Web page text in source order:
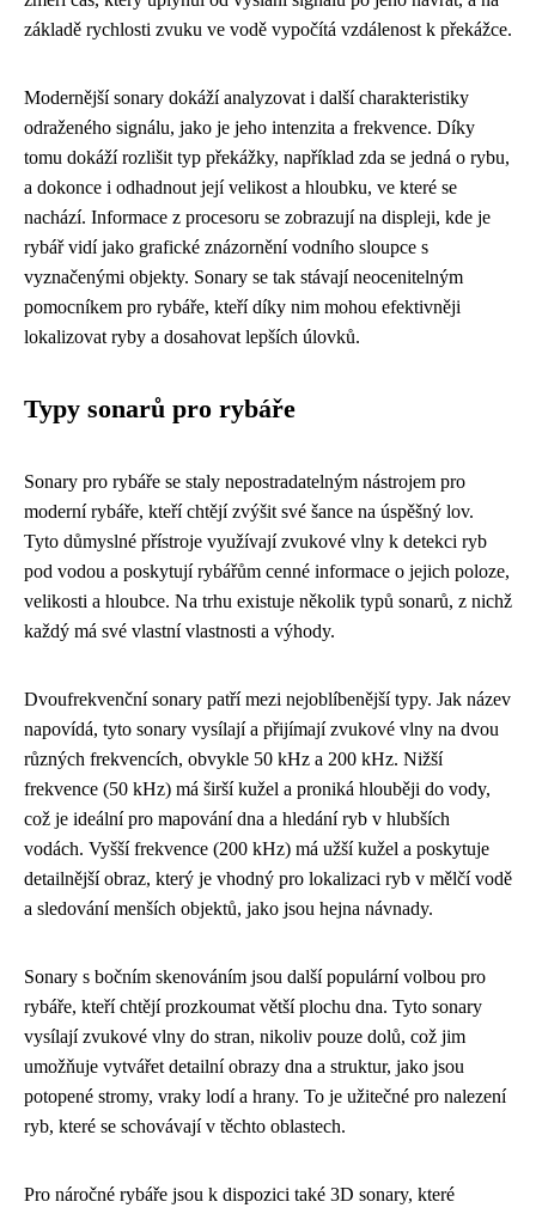
základě rychlosti zvuku ve vodě vypočítá vzdálenost k překážce.
Modernější sonary dokáží analyzovat i další charakteristiky
odraženého signálu, jako je jeho intenzita a frekvence. Díky
tomu dokáží rozlišit typ překážky, například zda se jedná o rybu,
a dokonce i odhadnout její velikost a hloubku, ve které se
nachází. Informace z procesoru se zobrazují na displeji, kde je
rybář vidí jako grafické znázornění vodního sloupce s
vyznačenými objekty. Sonary se tak stávají neocenitelným
pomocníkem pro rybáře, kteří díky nim mohou efektivněji
lokalizovat ryby a dosahovat lepších úlovků.
Typy sonarů pro rybáře
Sonary pro rybáře se staly nepostradatelným nástrojem pro
moderní rybáře, kteří chtějí zvýšit své šance na úspěšný lov.
Tyto důmyslné přístroje využívají zvukové vlny k detekci ryb
pod vodou a poskytují rybářům cenné informace o jejich poloze,
velikosti a hloubce. Na trhu existuje několik typů sonarů, z nichž
každý má své vlastní vlastnosti a výhody.
Dvoufrekvenční sonary patří mezi nejoblíbenější typy. Jak název
napovídá, tyto sonary vysílají a přijímají zvukové vlny na dvou
různých frekvencích, obvykle 50 kHz a 200 kHz. Nižší
frekvence (50 kHz) má širší kužel a proniká hlouběji do vody,
což je ideální pro mapování dna a hledání ryb v hlubších
vodách. Vyšší frekvence (200 kHz) má užší kužel a poskytuje
detailnější obraz, který je vhodný pro lokalizaci ryb v mělčí vodě
a sledování menších objektů, jako jsou hejna návnady.
Sonary s bočním skenováním jsou další populární volbou pro
rybáře, kteří chtějí prozkoumat větší plochu dna. Tyto sonary
vysílají zvukové vlny do stran, nikoliv pouze dolů, což jim
umožňuje vytvářet detailní obrazy dna a struktur, jako jsou
potopené stromy, vraky lodí a hrany. To je užitečné pro nalezení
ryb, které se schovávají v těchto oblastech.
Pro náročné rybáře jsou k dispozici také 3D sonary, které